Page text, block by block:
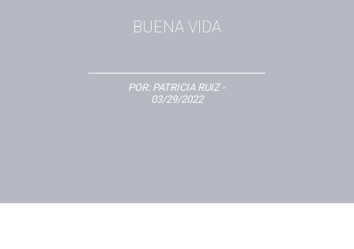
BUENA VIDA
POR: PATRICIA RUIZ-
03/29/2022